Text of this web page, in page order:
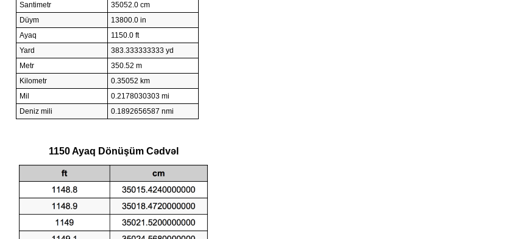
Santimetr
35052.0 cm
Düym
13800.0 in
Ayaq
1150.0 ft
Yard
383.333333333 yd
Metr
350.52 m
Kilometr
0.35052 km
Mil
0.2178030303 mi
Deniz mili
0.1892656587 nmi
1150 Ayaq Dönüşüm Cədvəl